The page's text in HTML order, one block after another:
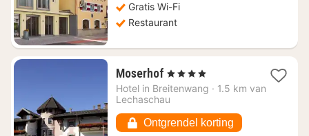
Gratis Wi-Fi
Restaurant
Moserhof 1
nacht
vanaf
112,90
, 4 Sterren
Hotel in Breitenwang · 1.5 km van
Lechaschau
Ontgrendel korting